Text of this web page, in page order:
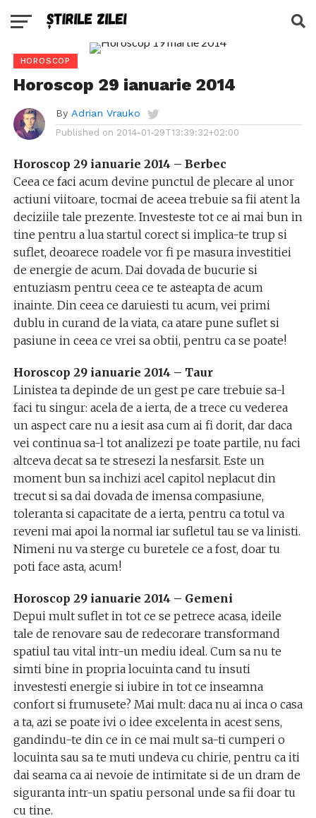
HOROSCOP
Horoscop 29 ianuarie 2014
By Adrian Vrauko
Published on 2014-01-29T13:39:32+02:00
Horoscop 29 ianuarie 2014 – Berbec
Ceea ce faci acum devine punctul de plecare al unor
actiuni viitoare, tocmai de aceea trebuie sa fii atent la
deciziile tale prezente. Investeste tot ce ai mai bun in
tine pentru a lua startul corect si implica-te trup si
suflet, deoarece roadele vor fi pe masura investitiei
de energie de acum. Dai dovada de bucurie si
entuziasm pentru ceea ce te asteapta de acum
inainte. Din ceea ce daruiesti tu acum, vei primi
dublu in curand de la viata, ca atare pune suflet si
pasiune in ceea ce vrei sa obtii, pentru ca se poate!
Horoscop 29 ianuarie 2014 – Taur
Linistea ta depinde de un gest pe care trebuie sa-l
faci tu singur: acela de a ierta, de a trece cu vederea
un aspect care nu a iesit asa cum ai fi dorit, dar daca
vei continua sa-l tot analizezi pe toate partile, nu faci
altceva decat sa te stresezi la nesfarsit. Este un
moment bun sa inchizi acel capitol neplacut din
trecut si sa dai dovada de imensa compasiune,
toleranta si capacitate de a ierta, pentru ca totul va
reveni mai apoi la normal iar sufletul tau se va linisti.
Nimeni nu va sterge cu buretele ce a fost, doar tu
poti face asta, acum!
Horoscop 29 ianuarie 2014 – Gemeni
Depui mult suflet in tot ce se petrece acasa, ideile
tale de renovare sau de redecorare transformand
spatiul tau vital intr-un mediu ideal. Cum sa nu te
simti bine in propria locuinta cand tu insuti
investesti energie si iubire in tot ce inseamna
confort si frumusete? Mai mult: daca nu ai inca o casa
a ta, azi se poate ivi o idee excelenta in acest sens,
gandindu-te din ce in ce mai mult sa-ti cumperi o
locuinta sau sa te muti undeva cu chirie, pentru ca iti
dai seama ca ai nevoie de intimitate si de un dram de
siguranta intr-un spatiu personal unde sa fii doar tu
cu tine.